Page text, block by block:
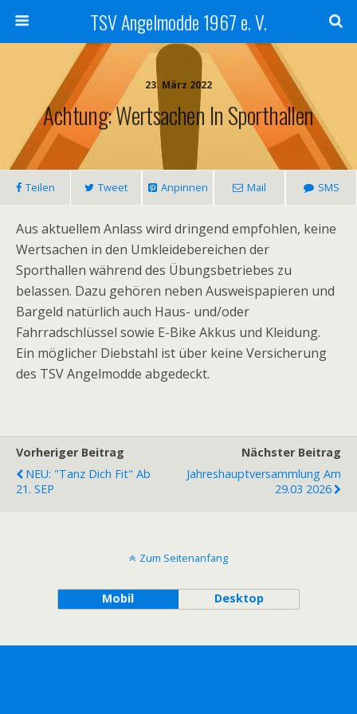
TSV Angelmodde 1967 e. V.
23. März 2022
Achtung: Wertsachen In Sporthallen
Teilen Tweet Anpinnen Mail SMS
Aus aktuellem Anlass wird dringend empfohlen, keine
Wertsachen in den Umkleidebereichen der
Sporthallen während des Übungsbetriebes zu
belassen. Dazu gehören neben Ausweispapieren und
Bargeld natürlich auch Haus- und/oder
Fahrradschlüssel sowie E-Bike Akkus und Kleidung.
Ein möglicher Diebstahl ist über keine Versicherung
des TSV Angelmodde abgedeckt.
Vorheriger Beitrag
NEU: "Tanz Dich Fit" Ab
21. SEP
Nächster Beitrag
Jahreshauptversammlung Am
29.03 2026
Zum Seitenanfang
Mobil Desktop